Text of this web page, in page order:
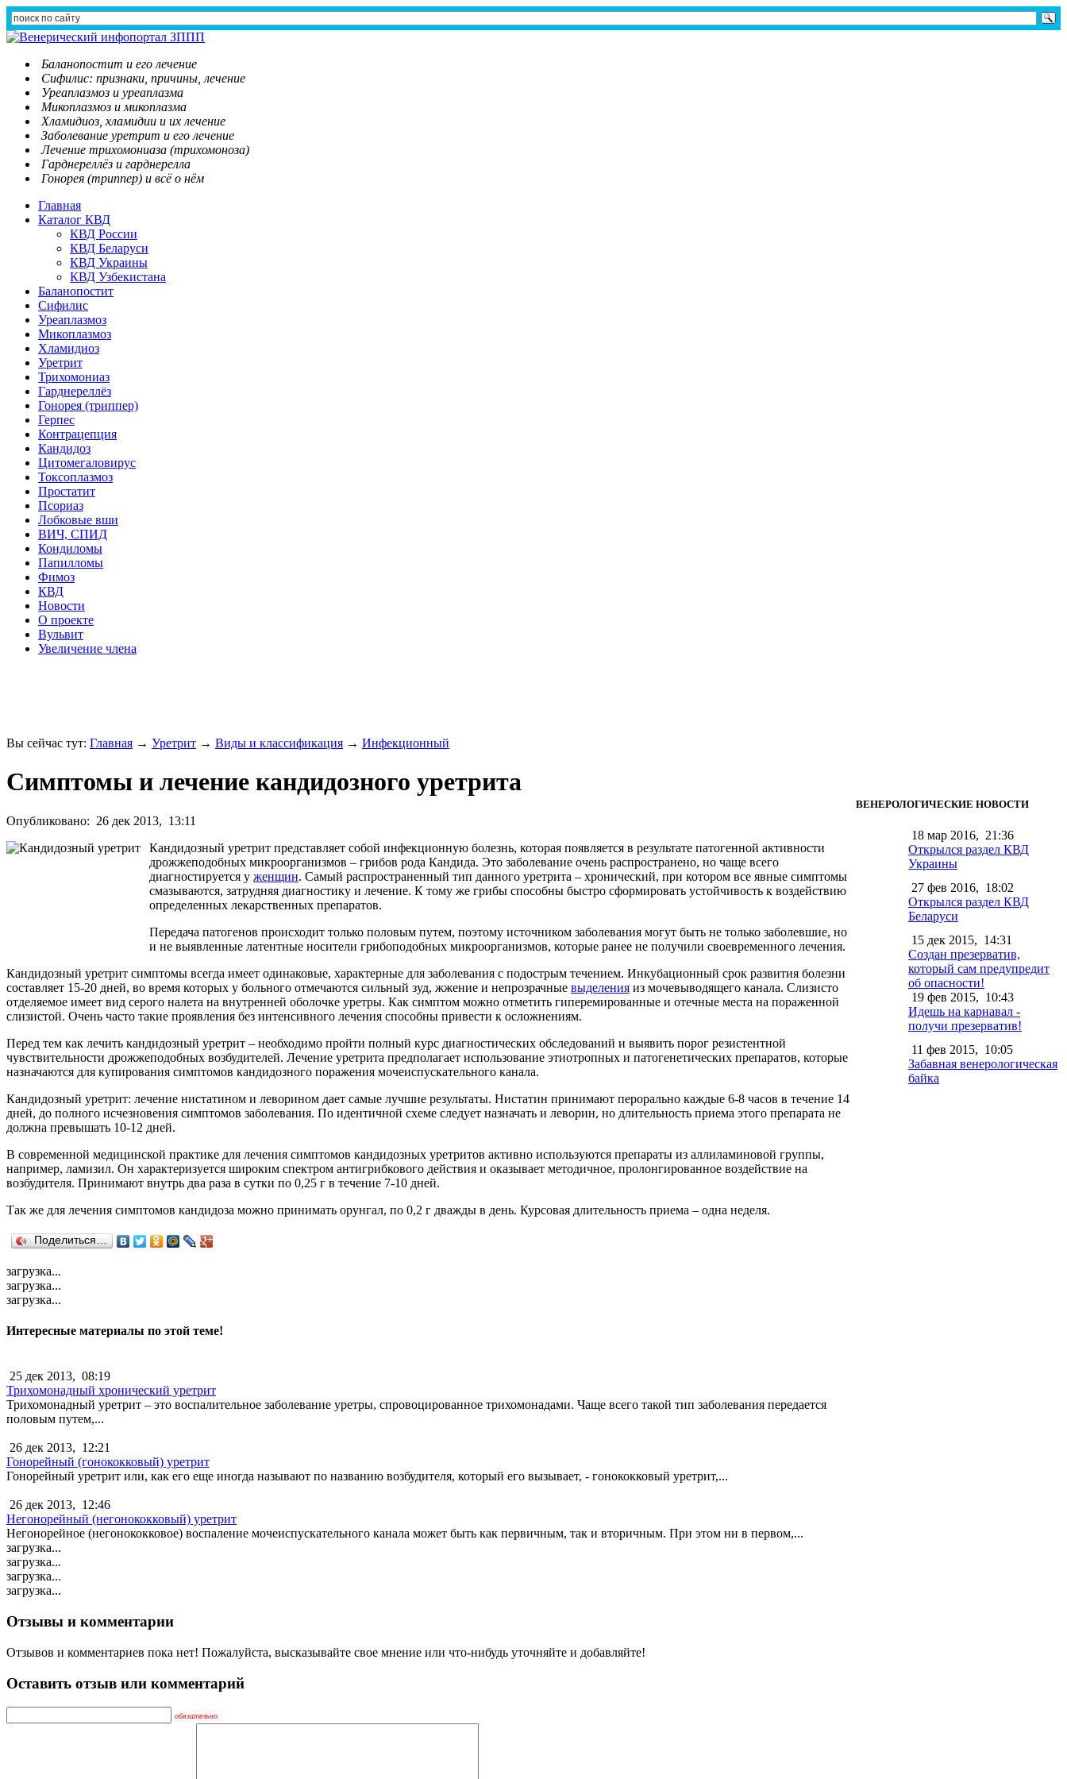
Баланопостит и его лечение
Сифилис: признаки, причины, лечение
Уреаплазмоз и уреаплазма
Микоплазмоз и микоплазма
Хламидиоз, хламидии и их лечение
Заболевание уретрит и его лечение
Лечение трихомониаза (трихомоноза)
Гарднереллёз и гарднерелла
Гонорея (триппер) и всё о нём
Главная
Каталог КВД
КВД России
КВД Беларуси
КВД Украины
КВД Узбекистана
Баланопостит
Сифилис
Уреаплазмоз
Микоплазмоз
Хламидиоз
Уретрит
Трихомониаз
Гарднереллёз
Гонорея (триппер)
Герпес
Контрацепция
Кандидоз
Цитомегаловирус
Токсоплазмоз
Простатит
Псориаз
Лобковые вши
ВИЧ, СПИД
Кондиломы
Папилломы
Фимоз
КВД
Новости
О проекте
Вульвит
Увеличение члена
Вы сейчас тут: Главная → Уретрит → Виды и классификация → Инфекционный
Симптомы и лечение кандидозного уретрита
Опубликовано: 26 дек 2013, 13:11
Кандидозный уретрит представляет собой инфекционную болезнь, которая появляется в результате патогенной активности
дрожжеподобных микроорганизмов – грибов рода Кандида. Это заболевание очень распространено, но чаще всего
диагностируется у женщин. Самый распространенный тип данного уретрита – хронический, при котором все явные симптомы
смазываются, затрудняя диагностику и лечение. К тому же грибы способны быстро сформировать устойчивость к воздействию
определенных лекарственных препаратов.
Передача патогенов происходит только половым путем, поэтому источником заболевания могут быть не только заболевшие, но
и не выявленные латентные носители грибоподобных микроорганизмов, которые ранее не получили своевременного лечения.
Кандидозный уретрит симптомы всегда имеет одинаковые, характерные для заболевания с подострым течением. Инкубационный срок развития болезни
составляет 15-20 дней, во время которых у больного отмечаются сильный зуд, жжение и непрозрачные выделения из мочевыводящего канала. Слизисто
отделяемое имеет вид серого налета на внутренней оболочке уретры. Как симптом можно отметить гиперемированные и отечные места на пораженной
слизистой. Очень часто такие проявления без интенсивного лечения способны привести к осложнениям.
Перед тем как лечить кандидозный уретрит – необходимо пройти полный курс диагностических обследований и выявить порог резистентной
чувствительности дрожжеподобных возбудителей. Лечение уретрита предполагает использование этиотропных и патогенетических препаратов, которые
назначаются для купирования симптомов кандидозного поражения мочеиспускательного канала.
Кандидозный уретрит: лечение нистатином и леворином дает самые лучшие результаты. Нистатин принимают перорально каждые 6-8 часов в течение 14
дней, до полного исчезновения симптомов заболевания. По идентичной схеме следует назначать и леворин, но длительность приема этого препарата не
должна превышать 10-12 дней.
В современной медицинской практике для лечения симптомов кандидозных уретритов активно используются препараты из аллиламиновой группы,
например, ламизил. Он характеризуется широким спектром антигрибкового действия и оказывает методичное, пролонгированное воздействие на
возбудителя. Принимают внутрь два раза в сутки по 0,25 г в течение 7-10 дней.
Так же для лечения симптомов кандидоза можно принимать орунгал, по 0,2 г дважды в день. Курсовая длительность приема – одна неделя.
Поделиться…
загрузка...
загрузка...
загрузка...
Интересные материалы по этой теме!
25 дек 2013, 08:19
Трихомонадный хронический уретрит
Трихомонадный уретрит – это воспалительное заболевание уретры, спровоцированное трихомонадами. Чаще всего такой тип заболевания передается
половым путем,...
26 дек 2013, 12:21
Гонорейный (гонококковый) уретрит
Гонорейный уретрит или, как его еще иногда называют по названию возбудителя, который его вызывает, - гонококковый уретрит,...
26 дек 2013, 12:46
Негонорейный (негонококковый) уретрит
Негонорейное (негонококковое) воспаление мочеиспускательного канала может быть как первичным, так и вторичным. При этом ни в первом,...
загрузка...
загрузка...
загрузка...
загрузка...
Отзывы и комментарии
Отзывов и комментариев пока нет! Пожалуйста, высказывайте свое мнение или что-нибудь уточняйте и добавляйте!
Оставить отзыв или комментарий
обязательно
ВЕНЕРОЛОГИЧЕСКИЕ НОВОСТИ
18 мар 2016, 21:36
Открылся раздел КВД
Украины
27 фев 2016, 18:02
Открылся раздел КВД
Беларуси
15 дек 2015, 14:31
Создан презерватив,
который сам предупредит
об опасности!
19 фев 2015, 10:43
Идешь на карнавал -
получи презерватив!
11 фев 2015, 10:05
Забавная венерологическая
байка